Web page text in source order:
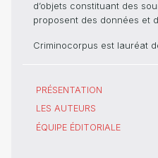
d’objets constituant des
proposent des données et
Criminocorpus est lauréat
PRÉSENTATION
LES AUTEURS
ÉQUIPE ÉDITORIALE